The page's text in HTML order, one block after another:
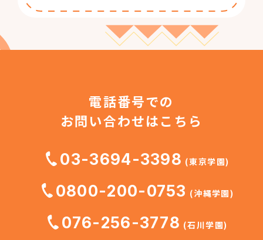
電話番号での
お問い合わせはこちら
03-3694-3398 (東京学園)
0800-200-0753 (沖縄学園)
076-256-3778 (石川学園)